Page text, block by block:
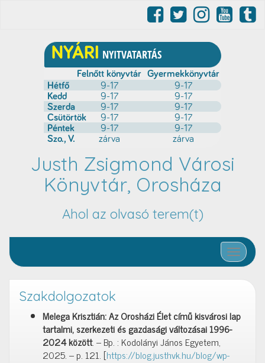
Justh Zsigmond Városi
Könyvtár, Orosháza
Ahol az olvasó terem(t)
Toggle
Szakdolgozatok
Melega Krisztián: Az Orosházi Élet című kisvárosi lap
tartalmi, szerkezeti és gazdasági változásai 1996-
2024 között. – Bp. : Kodolányi János Egyetem,
2025. – p. 121. [https://blog.justhvk.hu/blog/wp-